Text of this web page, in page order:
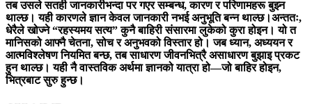
तब उसले सतही जानकारीभन्दा पर गएर सम्बन्ध, कारण र परिणामहरू बुझ्न
थाल्छ। यही कारणले ज्ञान केवल जानकारी नभई अनुभूति बन्न थाल्छ।अन्ततः,
धेरैले खोज्ने “रहस्यमय सत्य” कुनै बाहिरी संसारमा लुकेको कुरा होइन। यो त
मानिसको आफ्नै चेतना, सोच र अनुभवको विस्तार हो। जब ध्यान, अध्ययन र
आत्मविश्लेषण नियमित बन्छ, तब साधारण जीवनभित्रै असाधारण बुझाइ प्रकट
हुन थाल्छ। यही नै वास्तविक अर्थमा ज्ञानको यात्रा हो—जो बाहिर होइन,
भित्रबाट सुरु हुन्छ।